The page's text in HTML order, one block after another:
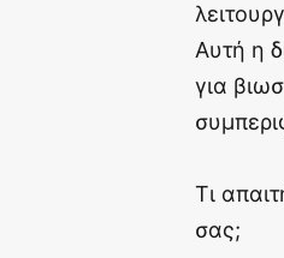
Αυτή η
για
Τι
σας;